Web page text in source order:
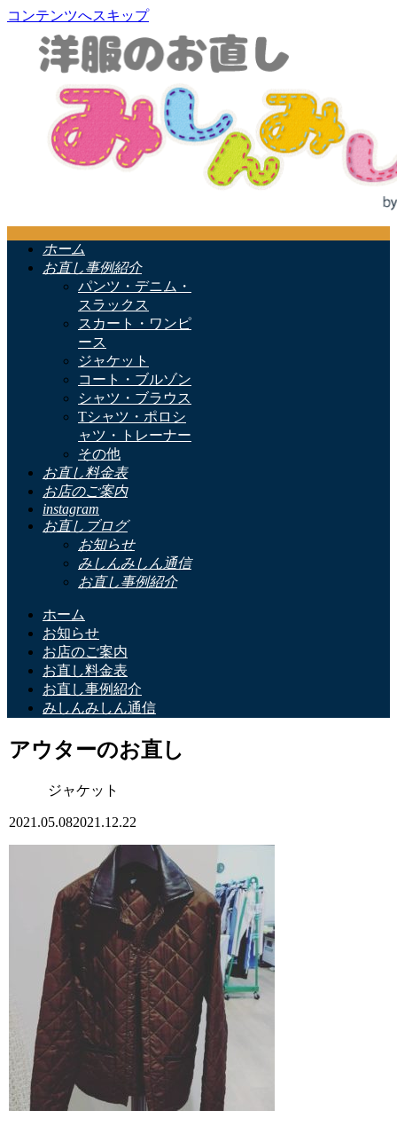
コンテンツへスキップ
ホーム
お直し事例紹介
パンツ・デニム・
スラックス
スカート・ワンピ
ース
ジャケット
コート・ブルゾン
シャツ・ブラウス
Tシャツ・ポロシ
ャツ・トレーナー
その他
お直し料金表
お店のご案内
instagram
お直しブログ
お知らせ
みしんみしん通信
お直し事例紹介
ホーム
お知らせ
お店のご案内
お直し料金表
お直し事例紹介
みしんみしん通信
アウターのお直し
ジャケット
2021.05.082021.12.22